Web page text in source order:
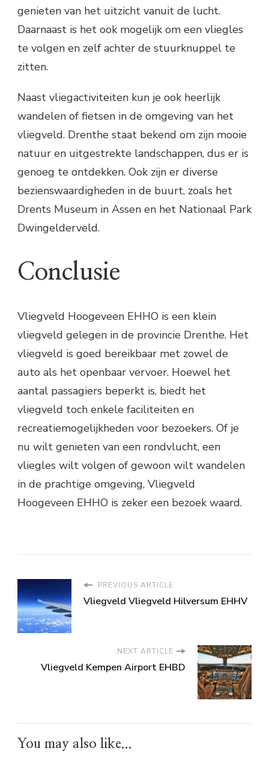
genieten van het uitzicht vanuit de lucht.
Daarnaast is het ook mogelijk om een vliegles
te volgen en zelf achter de stuurknuppel te
zitten.
Naast vliegactiviteiten kun je ook heerlijk
wandelen of fietsen in de omgeving van het
vliegveld. Drenthe staat bekend om zijn mooie
natuur en uitgestrekte landschappen, dus er is
genoeg te ontdekken. Ook zijn er diverse
bezienswaardigheden in de buurt, zoals het
Drents Museum in Assen en het Nationaal Park
Dwingelderveld.
Conclusie
Vliegveld Hoogeveen EHHO is een klein
vliegveld gelegen in de provincie Drenthe. Het
vliegveld is goed bereikbaar met zowel de
auto als het openbaar vervoer. Hoewel het
aantal passagiers beperkt is, biedt het
vliegveld toch enkele faciliteiten en
recreatiemogelijkheden voor bezoekers. Of je
nu wilt genieten van een rondvlucht, een
vliegles wilt volgen of gewoon wilt wandelen
in de prachtige omgeving, Vliegveld
Hoogeveen EHHO is zeker een bezoek waard.
PREVIOUS ARTICLE
Vliegveld Vliegveld Hilversum EHHV
NEXT ARTICLE
Vliegveld Kempen Airport EHBD
You may also like...